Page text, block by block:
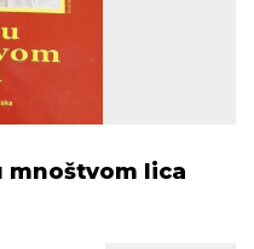
mnoštvom lica